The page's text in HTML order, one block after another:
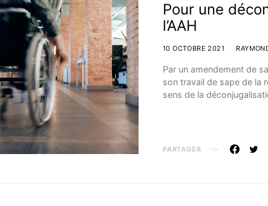
Pour une
l’AAH
10 OCTOBRE 2021
Par un amendement de
son travail de sape de la
sens de la
PARTAGER